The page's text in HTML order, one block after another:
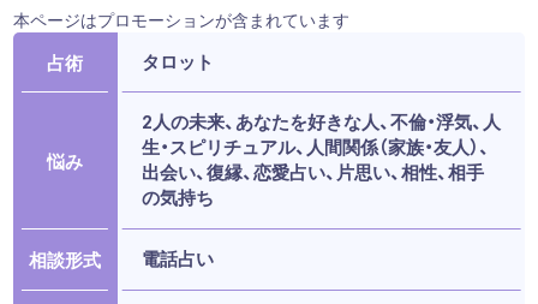
本ページはプロモーションが含まれています
占術 タロット
悩み
2人の未来、あなたを好きな人、不倫・浮気、人
生・スピリチュアル、人間関係（家族・友人）、
出会い、復縁、恋愛占い、片思い、相性、相手
の気持ち
相談形式 電話占い